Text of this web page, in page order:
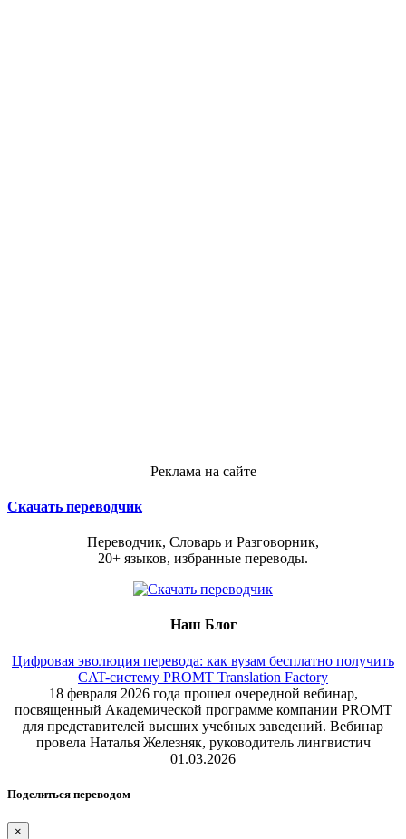
Реклама на сайте
Скачать переводчик
Переводчик, Словарь и Разговорник,
20+ языков, избранные переводы.
Наш Блог
Цифровая эволюция перевода: как вузам бесплатно получить
CAT-систему PROMT Translation Factory
18 февраля 2026 года прошел очередной вебинар,
посвященный Академической программе компании PROMT
для представителей высших учебных заведений. Вебинар
провела Наталья Железняк, руководитель лингвистич
01.03.2026
Поделиться переводом
×